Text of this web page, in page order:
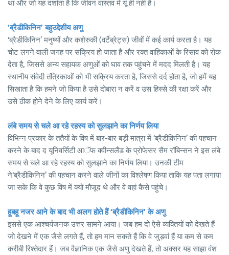
था और जो यह दर्शाता है कि जीवन वास्तव में यूं ही नहीं है।
‘ब्रैडीकिनिन’ बहुउद्देशीय अणु
‘ब्रैडीकिनिन’ मनुष्यों और कशेरुकी (वर्टेब्रेट्स) जीवों में कई कार्य करता है। यह
चोट लगने वाली जगह पर सक्रिय हो जाता है और रक्त वाहिकाओं के रिसाव को रोक
देता है, जिससे अन्य सहायक अणुओं को घाव तक पहुंचने में मदद मिलती है। यह
स्थानीय संवेदी तंत्रिकाओं को भी सक्रिय करता है, जिससे दर्द होता है, जो हमें यह
सिखाता है कि हमने जो किया है उसे दोबारा न करें व उस हिस्से की रक्षा करें और
उसे ठीक होने देने के लिए कार्य करें।
लंबे समय से चले आ रहे रहस्य को सुलझाने का निर्णय लिया
विभिन्न प्रकार के ततैयों के विष में बार-बार बड़ी मात्रा में ‘ब्रैडीकिनिन’ की पहचान
करने के बाद द यूनिवर्सिटी आॅफ क्वीन्सलैंड के प्रोफेसर सैम रॉबिन्सन ने इस लंबे
समय से चले आ रहे रहस्य को सुलझाने का निर्णय लिया। उनकी टीम
ने‘ब्रैडीकिनिन’ की पहचान करने वाले जीनों का विश्लेषण किया ताकि यह पता लगाया
जा सके कि वे कुछ विष में क्यों मौजूद थे और वे वहां कैसे पहुंचे।
हूबहू नजर आने के बाद भी अलग होते हैं ‘ब्रैडीकिनिन’ के अणु
इससे एक आश्चर्यजनक उत्तर सामने आया। जब हम दो ऐसे व्यक्तियों को देखते हैं
जो देखने में एक जैसे लगते हैं, तो हम मान सकते हैं कि वे जुड़वां हैं या कम से कम
करीबी रिश्तेदार हैं। जब वैज्ञानिक एक जैसे अणु देखते हैं, तो अक्सर यह साझा वंश